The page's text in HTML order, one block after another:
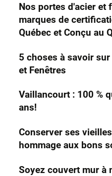
Nos portes d'acier et
marques de
Québec et Conçu au
5 choses à savoir
et Fenêtres
Vaillancourt : 100 %
ans!
Conserver ses
hommage aux bons
Soyez couvert mur à